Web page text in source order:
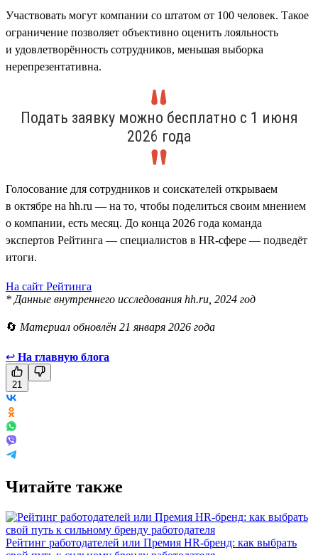
Участвовать могут компании со штатом от 100 человек. Такое
ограничение позволяет объективно оценить лояльность
и удовлетворённость сотрудников, меньшая выборка
нерепрезентативна.
Подать заявку можно бесплатно с 1 июня
2026 года
Голосование для сотрудников и соискателей открываем
в октябре на hh.ru — на то, чтобы поделиться своим мнением
о компании, есть месяц. До конца 2026 года команда
экспертов Рейтинга — специалистов в HR-сфере — подведёт
итоги.
На сайт Рейтинга
* Данные внутреннего исследования hh.ru, 2024 год
🔄 Материал обновлён 21 января 2026 года
↩ На главную блога
21
Читайте также
Рейтинг работодателей или Премия HR-бренд: как выбрать